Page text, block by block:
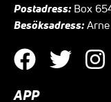
Postadress: Box
Besöksadress:
APP